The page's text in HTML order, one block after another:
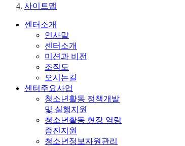
사이트맵
센터소개
인사말
센터소개
미션과 비전
조직도
오시는길
센터주요사업
청소년활동 정책개발
및 실행지원
청소년활동 현장 역량
증진지원
청소년정보자원관리